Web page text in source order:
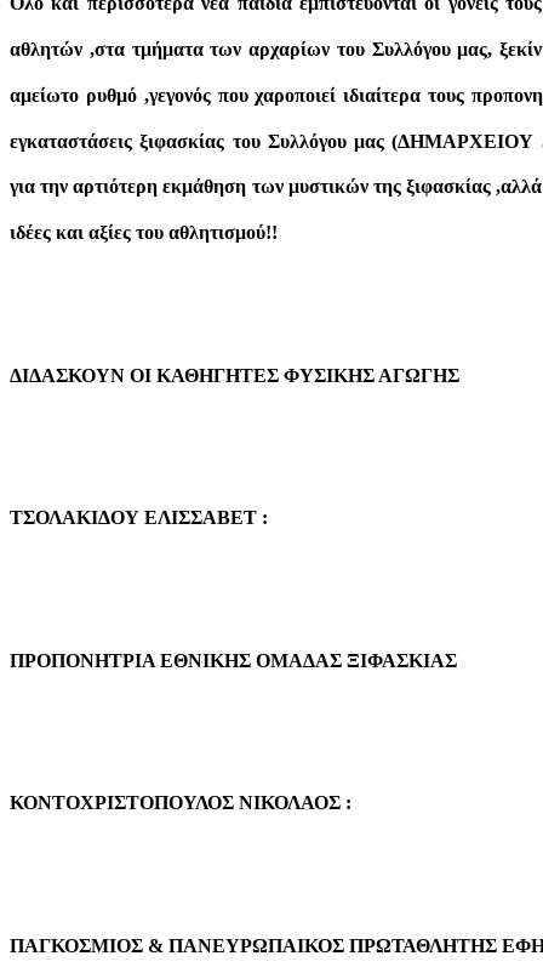
αθλητών ,στα τμήματα των αρχαρίων του Συλλόγου μας,
αμείωτο ρυθμό ,γεγονός που χαροποιεί ιδιαίτερα τους
εγκαταστάσεις ξιφασκίας του Συλλόγου μας (ΔΗΜΑΡΧΕΙΟΥ
για την αρτιότερη εκμάθηση των μυστικών της ξιφασκίας
ιδέες και αξίες του αθλητισμού!!
ΔΙΔΑΣΚΟΥΝ ΟΙ ΚΑΘΗΓΗΤΕΣ ΦΥΣΙΚΗΣ ΑΓΩΓΗΣ
ΤΣΟΛΑΚΙΔΟΥ ΕΛΙΣΣΑΒΕΤ :
ΠΡΟΠΟΝΗΤΡΙΑ ΕΘΝΙΚΗΣ ΟΜΑΔΑΣ ΞΙΦΑΣΚΙΑΣ
ΚΟΝΤΟΧΡΙΣΤΟΠΟΥΛΟΣ ΝΙΚΟΛΑΟΣ :
ΠΑΓΚΟΣΜΙΟΣ & ΠΑΝΕΥΡΩΠΑΙΚΟΣ ΠΡΩΤΑΘΛΗΤΗΣ